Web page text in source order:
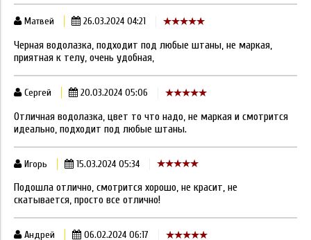
Матвей 26.03.2024 04:21
Черная водолазка, подходит под любые штаны, не маркая,
приятная к телу, очень удобная,
Сергей 20.03.2024 05:06
Отличная водолазка, цвет то что надо, не маркая и смотрится
идеально, подходит под любые штаны.
Игорь 15.03.2024 05:34
Подошла отлично, смотрится хорошо, не красит, не
скатывается, просто все отлично!
Андрей 06.02.2024 06:17